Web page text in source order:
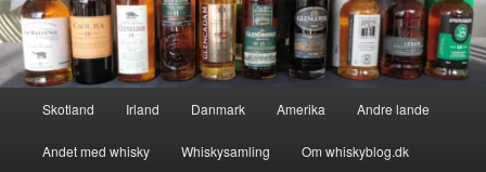
Skotland Irland Danmark Amerika Andre lande
Andet med whisky Whiskysamling Om whiskyblog.dk